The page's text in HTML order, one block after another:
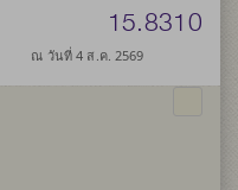
15.8310
ณ วันที่ 4 ส.ค. 2569